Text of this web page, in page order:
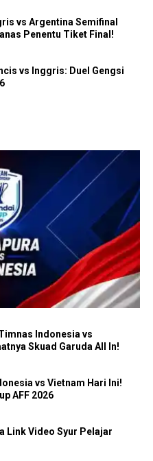
vs Argentina Semifinal
Penentu Tiket Final!
vs Inggris: Duel Gengsi
Indonesia vs
Skuad Garuda All In!
vs Vietnam Hari Ini!
AFF 2026
Link Video Syur Pelajar